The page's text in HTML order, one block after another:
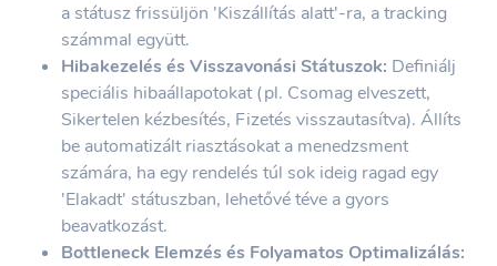
a státusz frissüljön 'Kiszállítás alatt'-ra, a tracking
számmal együtt.
Hibakezelés és Visszavonási Státuszok: Definiálj
speciális hibaállapotokat (pl. Csomag elveszett,
Sikertelen kézbesítés, Fizetés visszautasítva). Állíts
be automatizált riasztásokat a menedzsment
számára, ha egy rendelés túl sok ideig ragad egy
'Elakadt' státuszban, lehetővé téve a gyors
beavatkozást.
Bottleneck Elemzés és Folyamatos Optimalizálás: